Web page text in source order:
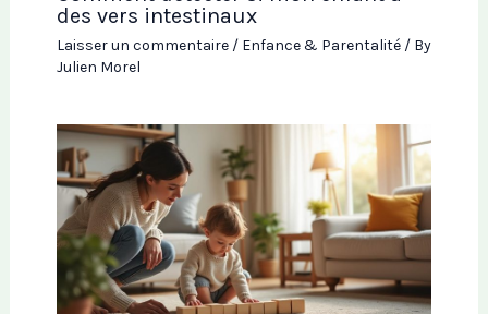
des vers intestinaux
Laisser un commentaire / Enfance & Parentalité/ By
Julien Morel